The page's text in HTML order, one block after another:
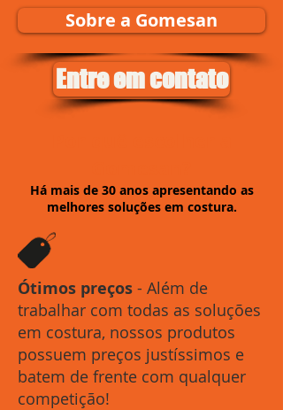
Sobre a Gomesan
Entre em contato
Ótimos preços - Além de
trabalhar com todas as soluções
em costura, nossos produtos
possuem preços justíssimos e
batem de frente com qualquer
competição!
Há mais de 30 anos apresentando as
melhores soluções em costura.